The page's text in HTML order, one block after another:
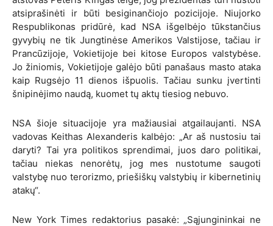
atsiprašinėti ir būti besiginančiojo pozicijoje. Niujorko
Respublikonas pridūrė, kad NSA išgelbėjo tūkstančius
gyvybių ne tik Jungtinėse Amerikos Valstijose, tačiau ir
Prancūzijoje, Vokietijoje bei kitose Europos valstybėse.
Jo žiniomis, Vokietijoje galėjo būti panašaus masto ataka
kaip Rugsėjo 11 dienos išpuolis. Tačiau sunku įvertinti
šnipinėjimo naudą, kuomet tų aktų tiesiog nebuvo.
NSA šioje situacijoje yra mažiausiai atgailaujanti. NSA
vadovas Keithas Alexanderis kalbėjo: „Ar aš nustosiu tai
daryti? Tai yra politikos sprendimai, juos daro politikai,
tačiau niekas nenorėtų, jog mes nustotume saugoti
valstybę nuo terorizmo, priešiškų valstybių ir kibernetinių
atakų“.
New York Times redaktorius pasakė: „Sąjungininkai ne